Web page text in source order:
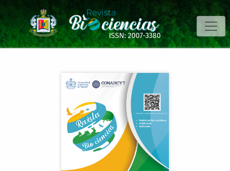
Utilización de residuos sólidos alimentarios como
ISSN: 2007-3380